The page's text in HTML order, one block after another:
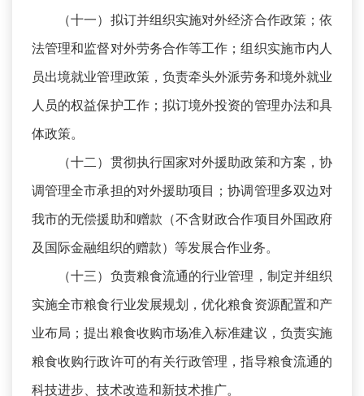
（十一）拟订并组织实施对外经济合作政策；依
法管理和监督对外劳务合作等工作；组织实施市内人
员出境就业管理政策，负责牵头外派劳务和境外就业
人员的权益保护工作；拟订境外投资的管理办法和具
体政策。
（十二）贯彻执行国家对外援助政策和方案，协
调管理全市承担的对外援助项目；协调管理多双边对
我市的无偿援助和赠款（不含财政合作项目外国政府
及国际金融组织的赠款）等发展合作业务。
（十三）负责粮食流通的行业管理，制定并组织
实施全市粮食行业发展规划，优化粮食资源配置和产
业布局；提出粮食收购市场准入标准建议，负责实施
粮食收购行政许可的有关行政管理，指导粮食流通的
科技进步、技术改造和新技术推广。